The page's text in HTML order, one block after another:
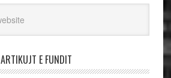
ARTIKUJT E FUNDIT